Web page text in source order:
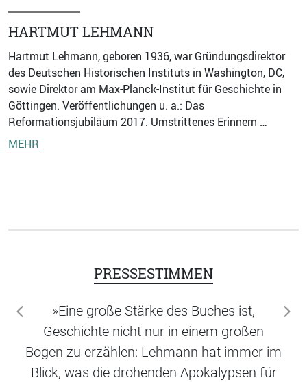
HARTMUT LEHMANN
Hartmut Lehmann, geboren 1936, war Gründungsdirektor
des Deutschen Historischen Instituts in Washington, DC,
sowie Direktor am Max-Planck-Institut für Geschichte in
Göttingen. Veröffentlichungen u. a.: Das
Reformationsjubiläum 2017. Umstrittenes Erinnern …
MEHR
PRESSESTIMMEN
»Eine große Stärke des Buches ist,
Geschichte nicht nur in einem großen
Bogen zu erzählen: Lehmann hat immer im
Blick, was die drohenden Apokalypsen für
zurück